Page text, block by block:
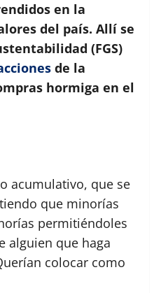
en la
del país. Allí se
(FGS)
de la
hormiga en el
acumulativo, que se
que minorías
permitiéndoles
alguien que haga
colocar como